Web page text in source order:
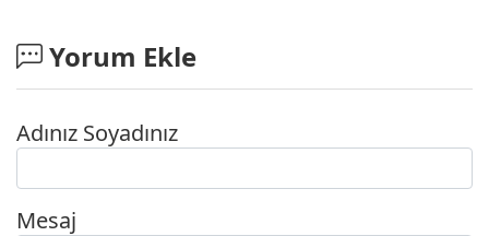
Yorum Ekle
Adınız Soyadınız
Mesaj